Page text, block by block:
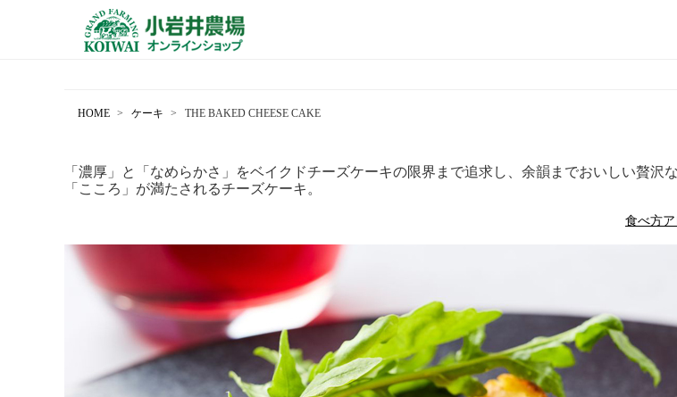
HOME ケーキ THE BAKED CHEESE CAKE
「濃厚」と「なめらかさ」をベイクドチーズケーキの限界まで追求し、余韻までおいしい贅沢
「こころ」が満たされるチーズケーキ。
食べ方